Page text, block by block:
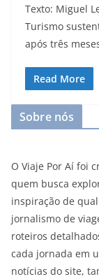
Texto: Miguel
Turismo
após três
Read More
Sobre nós
O Viaje Por Aí foi
quem busca
inspiração de
jornalismo de
roteiros
cada jornada em
notícias do site,